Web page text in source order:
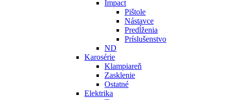
Impact
Pištole
Nástavce
Predĺženia
Príslušenstvo
ND
Karosérie
Klampiareň
Zasklenie
Ostatné
Elektrika